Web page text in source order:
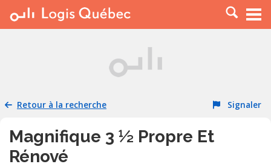
À LOUER
PLACER UNE ANNONCE
RESSOURCES
Retour à la recherche Signaler
Magnifique 3 ½ Propre Et
Rénové